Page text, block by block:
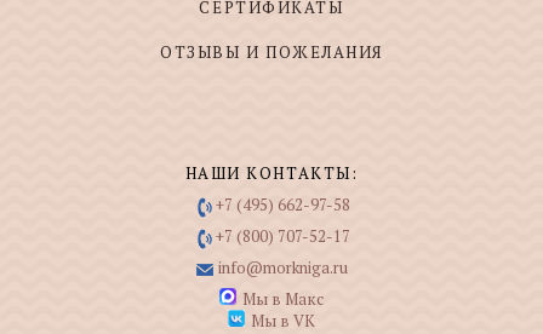
СЕРТИФИКАТЫ
ОТЗЫВЫ И ПОЖЕЛАНИЯ
НАШИ КОНТАКТЫ:
+7 (495) 662-97-58
+7 (800) 707-52-17
info@morkniga.ru
Мы в Макс
Мы в VK